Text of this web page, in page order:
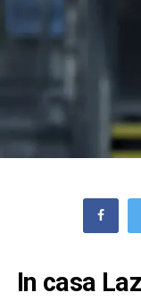
In casa